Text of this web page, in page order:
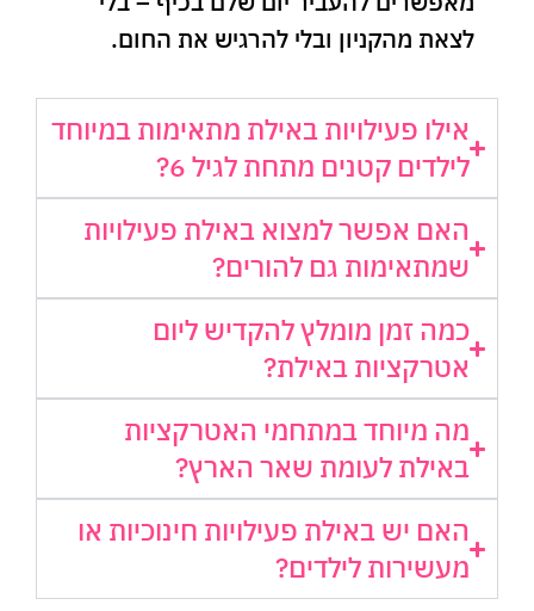
לצאת מהקניון ובלי להרגיש את החום.
אילו פעילויות באילת מתאימות במיוחד
לילדים קטנים מתחת לגיל 6?
האם אפשר למצוא באילת פעילויות
שמתאימות גם להורים?
כמה זמן מומלץ להקדיש ליום
אטרקציות באילת?
מה מיוחד במתחמי האטרקציות
באילת לעומת שאר הארץ?
האם יש באילת פעילויות חינוכיות או
מעשירות לילדים?